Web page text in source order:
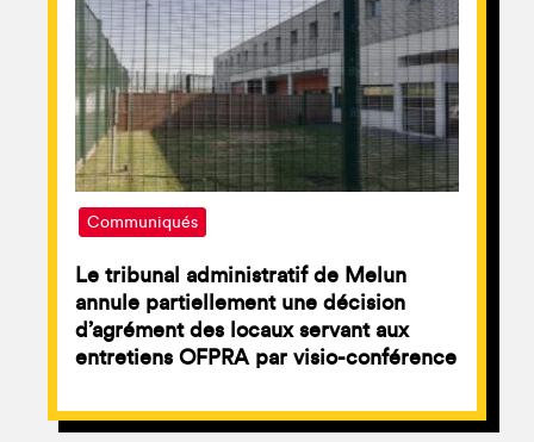
Communiqués
Le tribunal administratif de Melun
annule partiellement une décision
d’agrément des locaux servant aux
entretiens OFPRA par visio-conférence